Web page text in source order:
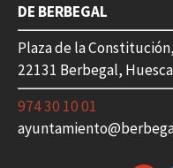
DE BERBEGAL
Plaza de la
22131 Berbegal, Huesca
974 30 10 01